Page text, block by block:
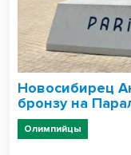
Новосибирец
бронзу на
Олимпийцы